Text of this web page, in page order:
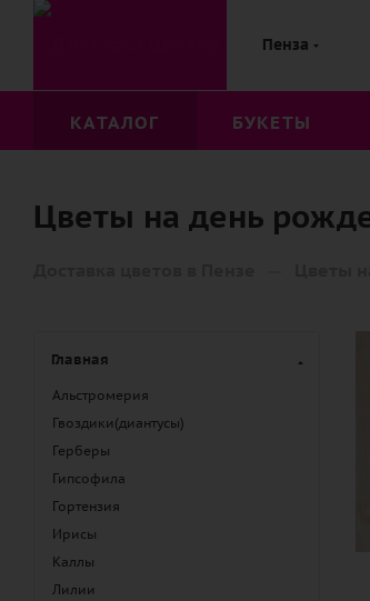
Пенза
КАТАЛОГ БУКЕТЫ
Цветы на день
Главная
Альстромерия
Гвоздики(диантусы)
Герберы
Гипсофила
Гортензия
Ирисы
Каллы
Лилии